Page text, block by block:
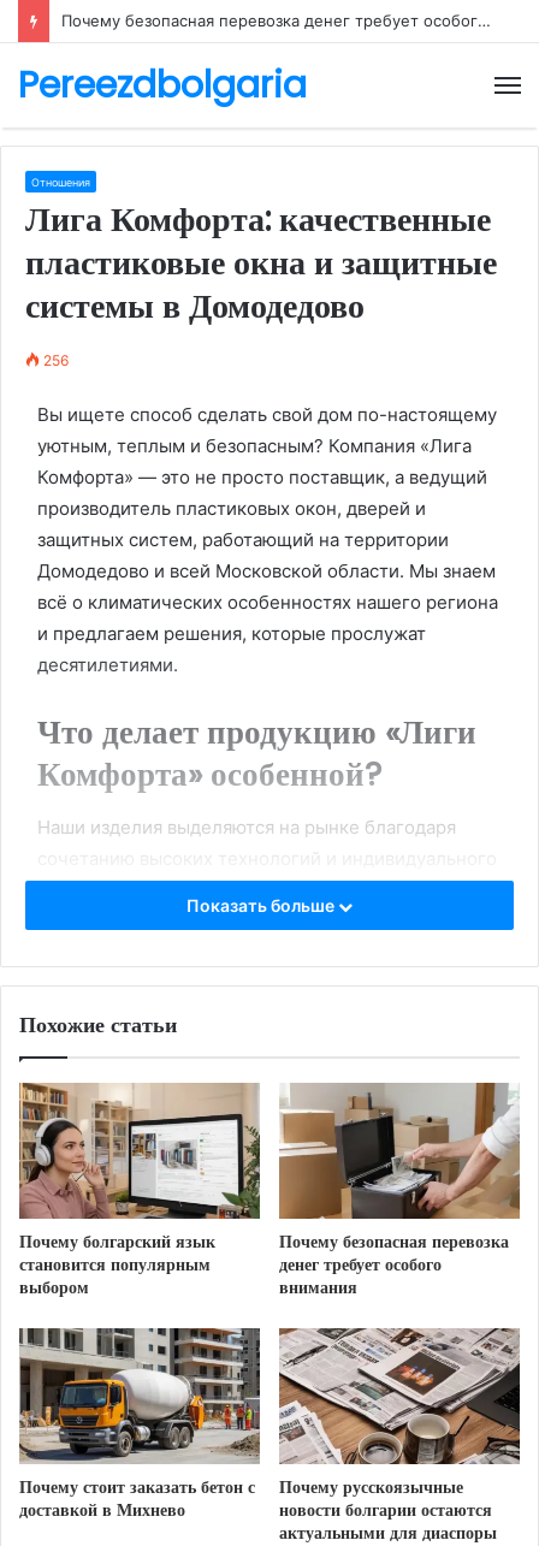
Почему безопасная перевозка денег требует особого внимания
Pereezdbolgaria
Отношения
Лига Комфорта: качественные
пластиковые окна и защитные
системы в Домодедово
256
Вы ищете способ сделать свой дом по-настоящему
уютным, теплым и безопасным? Компания «Лига
Комфорта» — это не просто поставщик, а ведущий
производитель пластиковых окон, дверей и
защитных систем, работающий на территории
Домодедово и всей Московской области. Мы знаем
всё о климатических особенностях нашего региона
и предлагаем решения, которые прослужат
десятилетиями.
Что делает продукцию «Лиги
Комфорта» особенной?
Наши изделия выделяются на рынке благодаря
Собственное производство: Как прямой
каждом этапе сборки.
Энергоэффективность: Использование
премиальных профилей и
мультифункциональных стеклопакетов
позволяет сохранять тепло зимой и прохладу
летом.
жалюзи и рольставни устойчивы к
выцветанию, деформации и коррозии.
Комплексный подход: Мы предлагаем не
только остекление, но и стильные жалюзи для
регулировки света, а также надежные
рольставни для защиты вашего имущества.
Показать больше
Похожие статьи
Почему болгарский язык
становится популярным
выбором
Почему безопасная перевозка
денег требует особого
внимания
Почему стоит заказать бетон с
доставкой в Михнево
Почему русскоязычные
новости болгарии остаются
актуальными для диаспоры